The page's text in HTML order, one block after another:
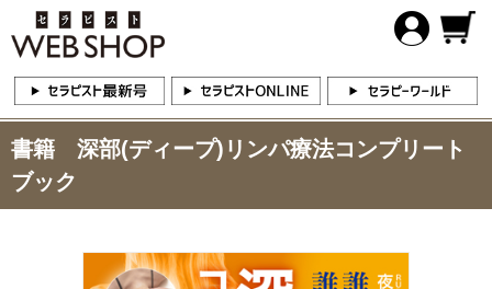
書籍 深部(ディープ)リンパ療法コンプリート
ブック